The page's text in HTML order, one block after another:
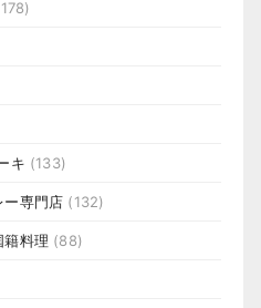
キ (133)
ー専門店 (132)
籍料理 (88)